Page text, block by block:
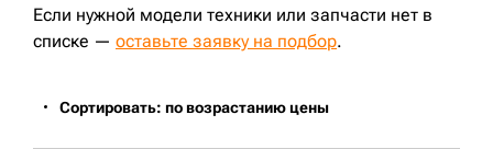
Если нужной модели техники или запчасти нет в
списке — оставьте заявку на подбор.
Сортировать: по возрастанию цены